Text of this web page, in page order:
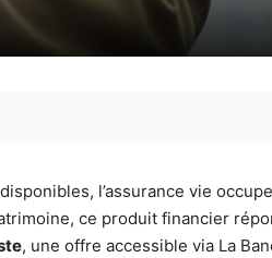
l’assurance vie
ce produit financier
, une offre accessible via La